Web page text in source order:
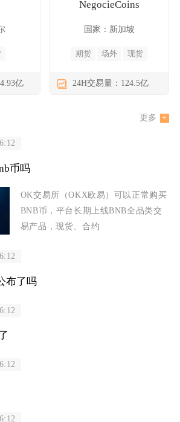
亿
NegocieCoins
国家：新加坡
期货 场外 现货
24H交易量：124.5亿
更多
币吗
OK交易所（OKX欧易）可以正常购买
BNB币，平台长期上线BNB全品类交
易产品，现货、合约
布了吗